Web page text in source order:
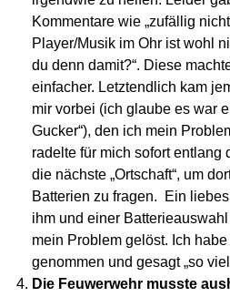
Kommentare wie „zufällig
Player/Musik im Ohr ist wohl
du denn damit?“. Diese
einfacher. Letztendlich kam
mir vorbei (ich glaube es war
Gucker“), den ich mein
radelte für mich sofort entlang
die nächste „Ortschaft“, um
Batterien zu fragen. Ein
ihm und einer
mein Problem gelöst. Ich
genommen und gesagt „so
Die Feuwerwehr musste